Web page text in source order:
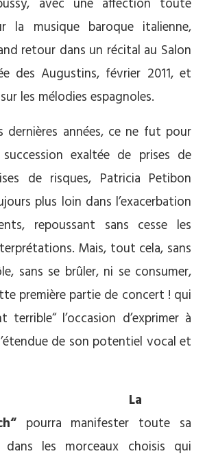
avec une affection toute
la musique baroque italienne,
retour dans un récital au Salon
des Augustins, février 2011, et
les mélodies espagnoles.
dernières années, ce ne fut pour
succession exaltée de prises de
de risques, Patricia Petibon
plus loin dans l’exacerbation
repoussant sans cesse les
Mais, tout cela, sans
sans se brûler, ni se consumer,
première partie de concert ! qui
terrible“ l’occasion d’exprimer à
de son potentiel vocal et
La
pourra manifester toute sa
les morceaux choisis qui